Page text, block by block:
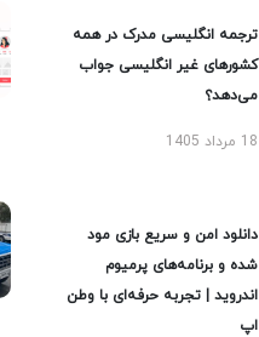
ترجمه انگلیسی مدرک در همه
کشورهای غیر انگلیسی جواب
می‌دهد؟
18 مرداد 1405
دانلود امن و سریع بازی مود
شده و برنامه‌های پرمیوم
اندروید | تجربه حرفه‌ای با وطن
اپ